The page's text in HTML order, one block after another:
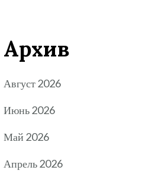
Архив
Август 2026
Июнь 2026
Май 2026
Апрель 2026